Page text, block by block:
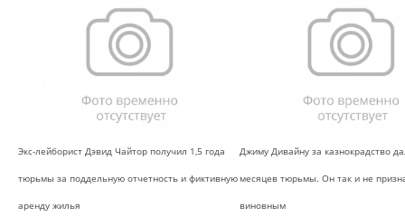
Экс-лейборист Дэвид Чайтор получил 1,5 года
тюрьмы за поддельную отчетность и фиктивную
аренду жилья
Джиму Дивайну за казнокрадство
месяцев тюрьмы. Он так и не
виновным